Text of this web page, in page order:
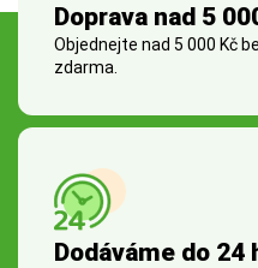
Doprava nad 5
Objednejte nad 5 000 Kč
zdarma.
Dodáváme do 24